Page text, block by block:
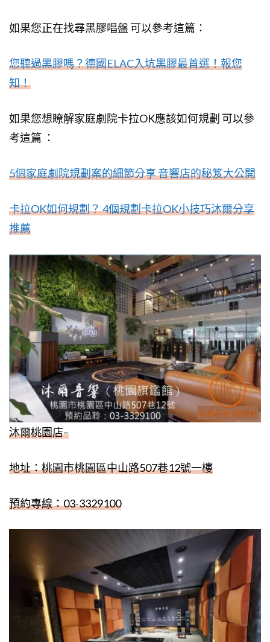
如果您正在找尋黑膠唱盤 可以參考這篇：
您聽過黑膠嗎？德國ELAC入坑黑膠最首選！報您
知！
如果您想瞭解家庭劇院卡拉OK應該如何規劃 可以參
考這篇 ：
5個家庭劇院規劃案的細節分享 音響店的秘笈大公開
卡拉OK如何規劃？ 4個規劃卡拉OK小技巧沐爾分享
推薦
沐爾桃園店–
地址：桃園市桃園區中山路507巷12號一樓
預約專線：03-3329100